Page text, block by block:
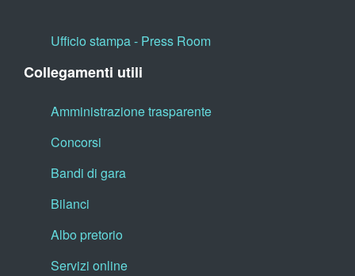
Ufficio stampa - Press Room
Collegamenti utili
Amministrazione trasparente
Concorsi
Bandi di gara
Bilanci
Albo pretorio
Servizi online